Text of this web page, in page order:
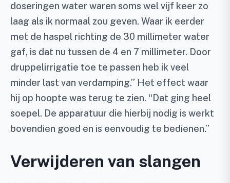
doseringen water waren soms wel vijf keer zo
laag als ik normaal zou geven. Waar ik eerder
met de haspel richting de 30 millimeter water
gaf, is dat nu tussen de 4 en 7 millimeter. Door
druppelirrigatie toe te passen heb ik veel
minder last van verdamping.” Het effect waar
hij op hoopte was terug te zien. “Dat ging heel
soepel. De apparatuur die hierbij nodig is werkt
bovendien goed en is eenvoudig te bedienen.”
Verwijderen van slangen